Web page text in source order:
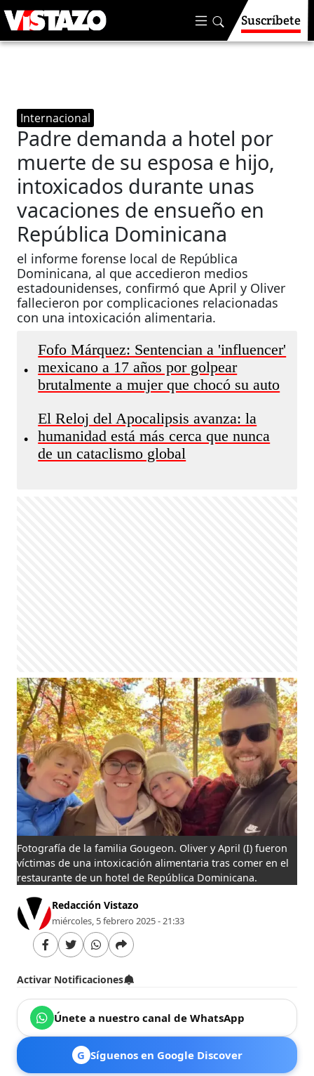
Suscríbete
Internacional
Padre demanda a hotel por
muerte de su esposa e hijo,
intoxicados durante unas
vacaciones de ensueño en
República Dominicana
el informe forense local de República
Dominicana, al que accedieron medios
estadounidenses, confirmó que April y Oliver
fallecieron por complicaciones relacionadas
con una intoxicación alimentaria.
•
Fofo Márquez: Sentencian a 'influencer'
mexicano a 17 años por golpear
brutalmente a mujer que chocó su auto
•
El Reloj del Apocalipsis avanza: la
humanidad está más cerca que nunca
de un cataclismo global
Fotografía de la familia Gougeon. Oliver y April (I) fueron
víctimas de una intoxicación alimentaria tras comer en el
restaurante de un hotel de República Dominicana.
Redacción Vistazo
miércoles, 5 febrero 2025 - 21:33
Activar Notificaciones
Únete a nuestro canal de WhatsApp
G Síguenos en Google Discover